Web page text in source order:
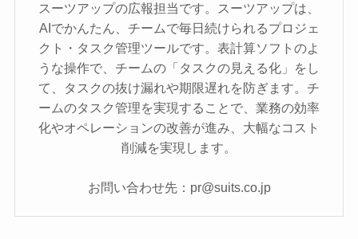
スーツアップの広報担当です。スーツアップは、
AIでかんたん、チームで毎日続けられるプロジェ
クト・タスク管理ツールです。表計算ソフトのよ
うな操作で、チームの「タスクの見える化」をし
て、タスクの抜け漏れや期限遅れを防ぎます。チ
ームのタスク管理を実現することで、業務の効率
化やオペレーションの改善が進み、大幅なコスト
削減を実現します。
お問い合わせ先：pr@suits.co.jp